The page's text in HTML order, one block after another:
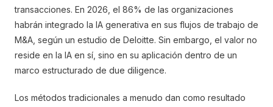
transacciones. En 2026, el 86% de las organizaciones
habrán integrado la IA generativa en sus flujos de trabajo de
M&A, según un estudio de Deloitte. Sin embargo, el valor no
reside en la IA en sí, sino en su aplicación dentro de un
marco estructurado de due diligence.
Los métodos tradicionales a menudo dan como resultado